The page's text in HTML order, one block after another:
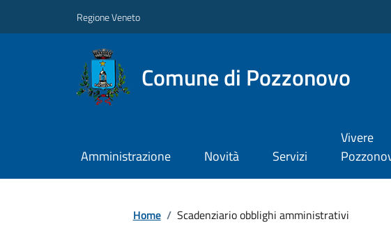
Regione Veneto
Comune di Pozzonovo
Amministrazione Novità Servizi
Vivere
Home / Scadenziario obblighi amministrativi